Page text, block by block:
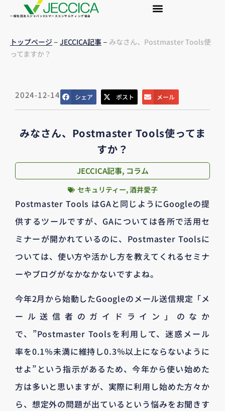
一般社団法人ジャパンEコマースコンサルティング協会
トップページ– JECCICA記事– みなさん、Postmaster Tools使
ってますか？
2024-12-14 シェア ポスト メール
みなさん、Postmaster Tools使ってま
すか？
JECCICA記事, コラム
セキュリティー,酒井愛子
Postmaster Tools はGAと同じようにGoogleの提
供するツールですが、GAについては各所で活用セ
ミナーが開かれているのに、Postmaster Toolsに
ついては、使い方や活かし方を教えてくれるセミナ
ーやブログがなかなかないですよね。
今年2月から始動したGoogleのメール送信規定「メ
ール送信者のガイドライン」のなか
で、”Postmaster Toolsを利用して、迷惑メール
率を0.1％未満に維持し0.3％以上にならないように
せよ”という指示があるため、今年から使い始めた
方は多いと思いますが、実際に利用し始めた方々か
ら、想定外の問題が出ているという悩みをお聞きす